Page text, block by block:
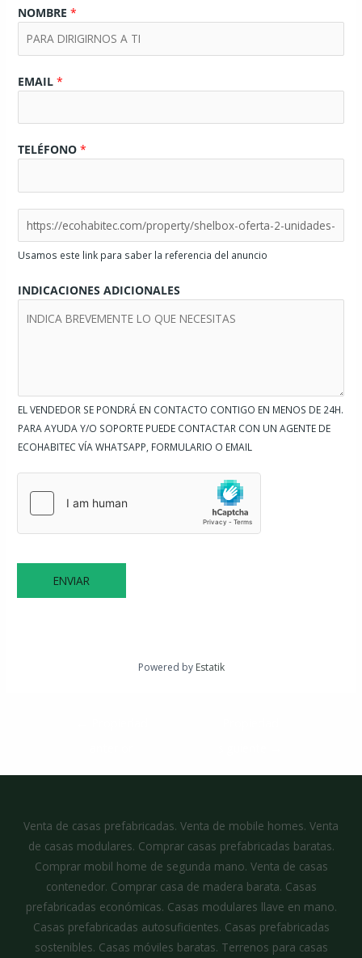
NOMBRE*
EMAIL*
TELÉFONO*
Usamos este link para saber la referencia del anuncio
INDICACIONES ADICIONALES
EL VENDEDOR SE PONDRÁ EN CONTACTO CONTIGO EN MENOS DE 24H.
PARA AYUDA Y/O SOPORTE PUEDE CONTACTAR CON UN AGENTE DE
ECOHABITEC VÍA WHATSAPP, FORMULARIO O EMAIL
ENVIAR
Powered by Estatik
Venta de casas prefabricadas. Venta de mobile homes. Venta
de casas modulares. Comprar casas prefabricadas baratas.
Comprar mobil home de segunda mano. Venta de casas
contenedor. Comprar casa de madera barata. Casas
prefabricadas económicas. Casas modulares llave en mano.
Casas prefabricadas autosuficientes. Casas prefabricadas
sostenibles. Casas móviles baratas. Terrenos para casas